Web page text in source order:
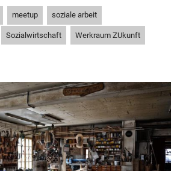
meetup soziale arbeit
Sozialwirtschaft Werkraum ZUkunft